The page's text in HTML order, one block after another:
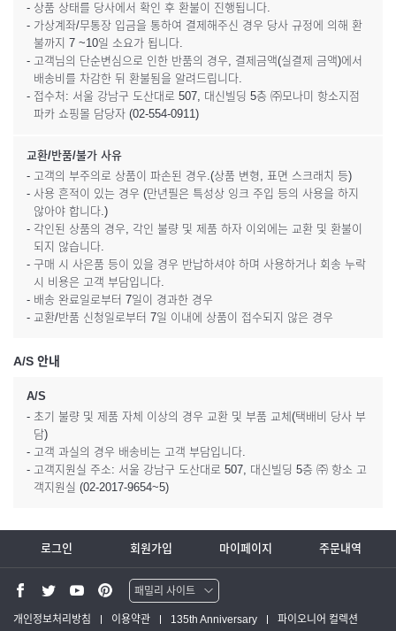
- 상품 상태를 당사에서 확인 후 환불이 진행됩니다.
- 가상계좌/무통장 입금을 통하여 결제해주신 경우 당사 규정에 의해 환
불까지 7 ~10일 소요가 됩니다.
- 고객님의 단순변심으로 인한 반품의 경우, 결제금액(실결제 금액)에서
배송비를 차감한 뒤 환불됨을 알려드립니다.
- 접수처: 서울 강남구 도산대로 507, 대신빌딩 5층 ㈜모나미 항소지점
파카 쇼핑몰 담당자 (02-554-0911)
교환/반품/불가 사유
- 고객의 부주의로 상품이 파손된 경우.(상품 변형, 표면 스크래치 등)
- 사용 흔적이 있는 경우 (만년필은 특성상 잉크 주입 등의 사용을 하지
않아야 합니다.)
- 각인된 상품의 경우, 각인 불량 및 제품 하자 이외에는 교환 및 환불이
되지 않습니다.
- 구매 시 사은품 등이 있을 경우 반납하셔야 하며 사용하거나 회송 누락
시 비용은 고객 부담입니다.
- 배송 완료일로부터 7일이 경과한 경우
- 교환/반품 신청일로부터 7일 이내에 상품이 접수되지 않은 경우
A/S 안내
A/S
- 초기 불량 및 제품 자체 이상의 경우 교환 및 부품 교체(택배비 당사 부
담)
- 고객 과실의 경우 배송비는 고객 부담입니다.
- 고객지원실 주소: 서울 강남구 도산대로 507, 대신빌딩 5층 ㈜ 항소 고
객지원실 (02-2017-9654~5)
로그인 회원가입 마이페이지 주문내역
패밀리 사이트
워터맨 쇼핑몰
개인정보처리방침 이용약관 135th Anniversary 파이오니어 컬렉션